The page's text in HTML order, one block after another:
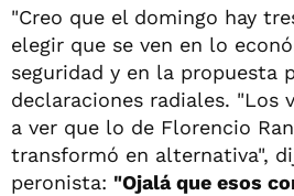
"Creo que el domingo hay
elegir que se ven en lo
seguridad y en la propuesta
declaraciones radiales. "Los
a ver que lo de Florencio
transformó en alternativa",
peronista: "Ojalá que esos